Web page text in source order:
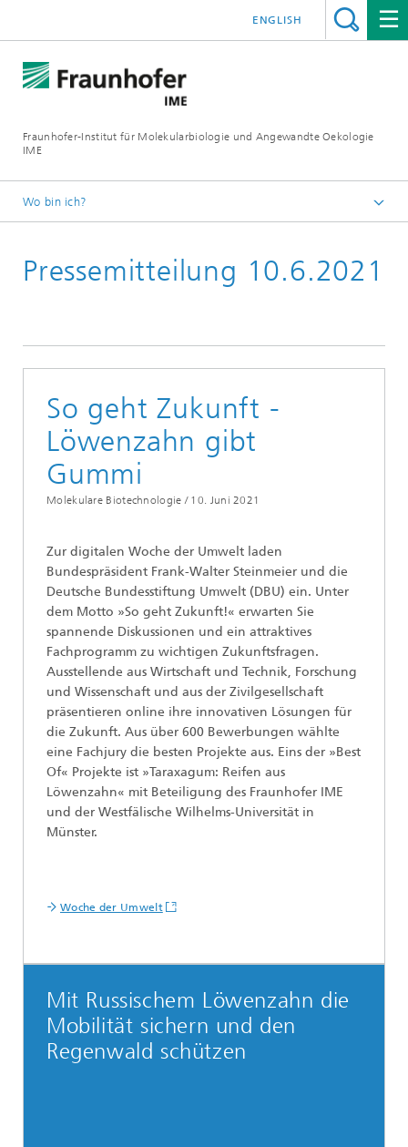
Fraunhofer-Institut für Molekularbiologie und Angewandte Oekologie
IME
ENGLISH
Wo bin ich?
Pressemitteilung 10.6.2021
So geht Zukunft -
Löwenzahn gibt
Gummi
Molekulare Biotechnologie / 10. Juni 2021
Zur digitalen Woche der Umwelt laden
Bundespräsident Frank-Walter Steinmeier und die
Deutsche Bundesstiftung Umwelt (DBU) ein. Unter
dem Motto »So geht Zukunft!« erwarten Sie
spannende Diskussionen und ein attraktives
Fachprogramm zu wichtigen Zukunftsfragen.
Ausstellende aus Wirtschaft und Technik, Forschung
und Wissenschaft und aus der Zivilgesellschaft
präsentieren online ihre innovativen Lösungen für
die Zukunft. Aus über 600 Bewerbungen wählte
eine Fachjury die besten Projekte aus. Eins der »Best
Of« Projekte ist »Taraxagum: Reifen aus
Löwenzahn« mit Beteiligung des Fraunhofer IME
und der Westfälische Wilhelms-Universität in
Münster.
Woche der Umwelt
Mit Russischem Löwenzahn die
Mobilität sichern und den
Regenwald schützen